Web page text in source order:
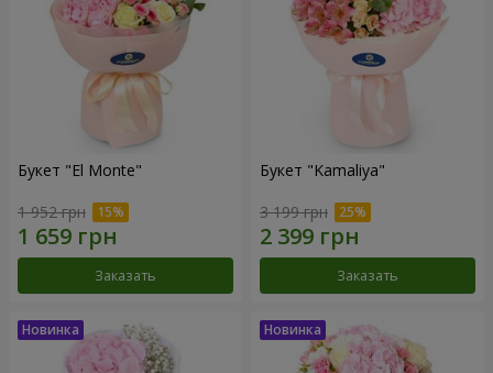
Букет "El Monte"
1 952 грн
Заказать
Букет "Kamaliya"
3 199 грн
Заказать